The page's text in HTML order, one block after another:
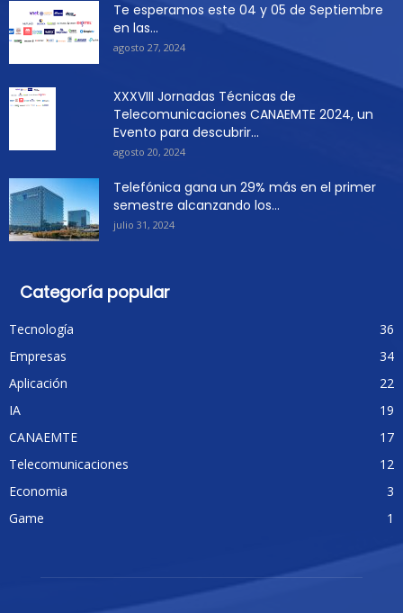
Te esperamos este 04 y 05 de Septiembre
en las...
agosto 27, 2024
XXXVIII Jornadas Técnicas de
Telecomunicaciones CANAEMTE 2024, un
Evento para descubrir...
agosto 20, 2024
Telefónica gana un 29% más en el primer
semestre alcanzando los...
julio 31, 2024
Categoría popular
Tecnología
36
Empresas
34
Aplicación
22
IA
19
CANAEMTE
17
Telecomunicaciones
12
Economia
3
Game
1